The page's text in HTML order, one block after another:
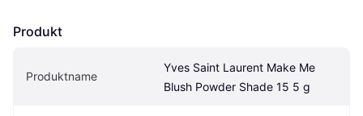
Produkt
Produktname
Yves Saint Laurent Make Me
Blush Powder Shade 15 5 g